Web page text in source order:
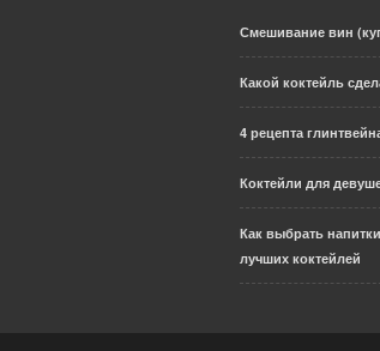
Смешивание вин
Какой коктейль
4 рецепта
Коктейли для
Как выбрать
лучших коктейлей